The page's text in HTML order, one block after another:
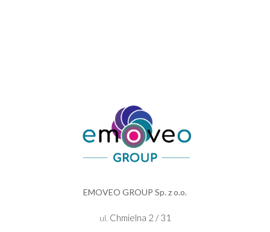
EMOVEO GROUP Sp. z o.o.
ul. Chmielna 2 / 31